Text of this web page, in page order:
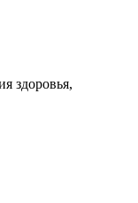
здоровья,